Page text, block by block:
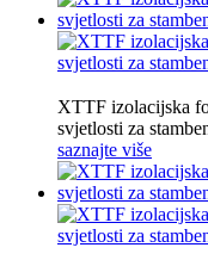
XTTF izolacijska
svjetlosti za
saznajte više